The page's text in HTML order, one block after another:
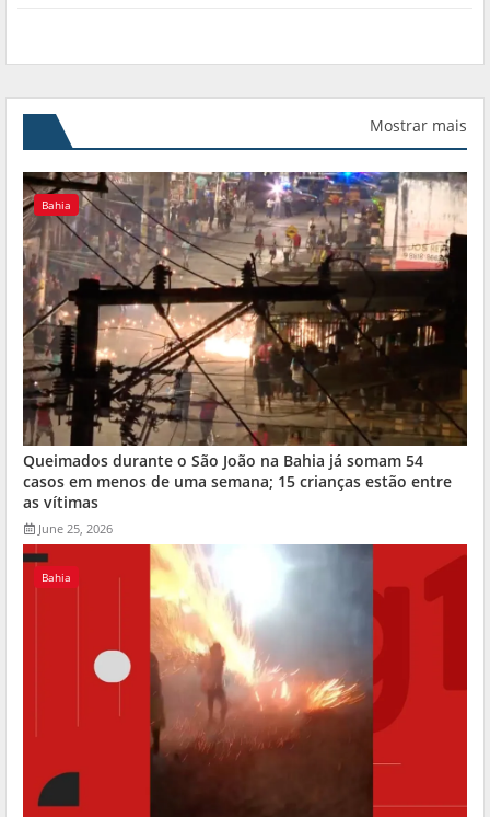
Mostrar mais
Bahia
Queimados durante o São João na Bahia já somam 54
casos em menos de uma semana; 15 crianças estão entre
as vítimas
June 25, 2026
Bahia